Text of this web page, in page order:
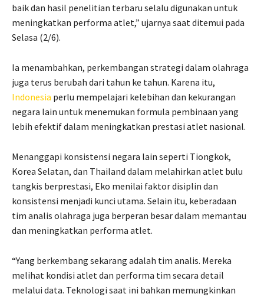
baik dan hasil penelitian terbaru selalu digunakan untuk
meningkatkan performa atlet,” ujarnya saat ditemui pada
Selasa (2/6).
Ia menambahkan, perkembangan strategi dalam olahraga
juga terus berubah dari tahun ke tahun. Karena itu,
Indonesia perlu mempelajari kelebihan dan kekurangan
negara lain untuk menemukan formula pembinaan yang
lebih efektif dalam meningkatkan prestasi atlet nasional.
Menanggapi konsistensi negara lain seperti Tiongkok,
Korea Selatan, dan Thailand dalam melahirkan atlet bulu
tangkis berprestasi, Eko menilai faktor disiplin dan
konsistensi menjadi kunci utama. Selain itu, keberadaan
tim analis olahraga juga berperan besar dalam memantau
dan meningkatkan performa atlet.
“Yang berkembang sekarang adalah tim analis. Mereka
melihat kondisi atlet dan performa tim secara detail
melalui data. Teknologi saat ini bahkan memungkinkan